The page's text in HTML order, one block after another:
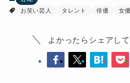
お笑い芸人
タレント 俳優 女優
よかったらシェアし